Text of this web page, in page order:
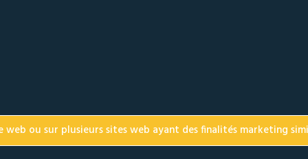
ou sur plusieurs sites web ayant des finalités marketing
di merci fanno affidamento sulle loro attrezzature e veicoli per